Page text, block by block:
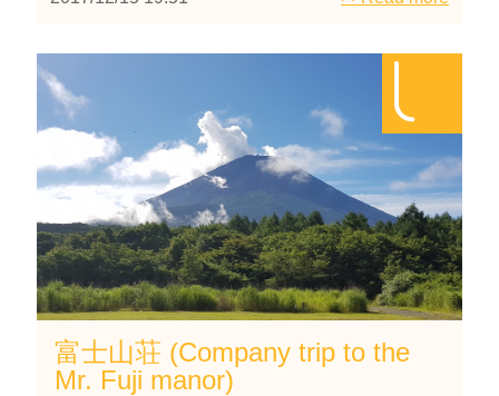
富士山荘 (Company trip to the
Mr. Fuji manor)